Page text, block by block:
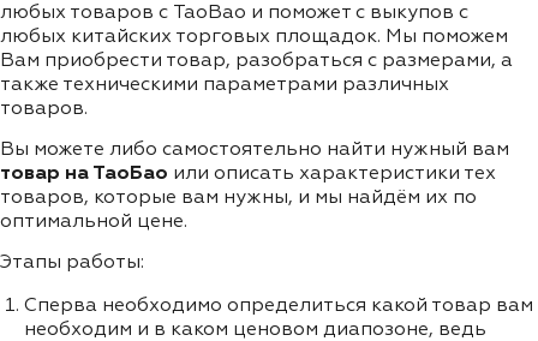
любых товаров с TaoBao и поможет с выкупов с
любых китайских торговых площадок. Мы поможем
Вам приобрести товар, разобраться с размерами, а
также техническими параметрами различных
товаров.
Вы можете либо самостоятельно найти нужный вам
товар на ТаоБао или описать характеристики тех
товаров, которые вам нужны, и мы найдём их по
оптимальной цене.
Этапы работы:
Сперва необходимо определиться какой товар вам
необходим и в каком ценовом диапозоне, ведь